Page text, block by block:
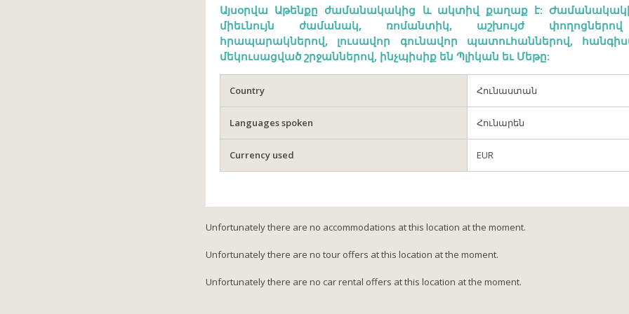
Այսօրվա Աթենքը ժամանակակից և ակտիվ քաղաք է:
միեւնույն ժամանակ, ռոմանտիկ, աշխույժ
հրապարակներով, լուսավոր գունավոր պատուհաններով,
մեկուսացված շրջաններով, ինչպիսիք են Պլիկան եւ Մեթը:
Country Հունաստան
Languages spoken Հունարեն
Currency used EUR
Unfortunately there are no accommodations at this location at the moment.
Unfortunately there are no tour offers at this location at the moment.
Unfortunately there are no car rental offers at this location at the moment.